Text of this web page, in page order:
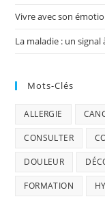
Vivre avec son
La maladie : un
Mots-Clés
ALLERGIE
CONSULTER
DOULEUR
FORMATION